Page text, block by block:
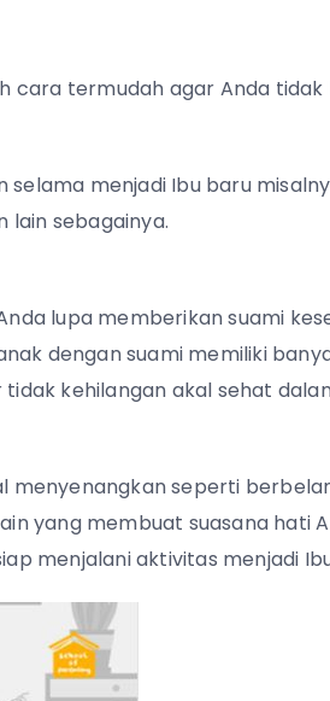
cara termudah agar Anda
selama menjadi Ibu baru
lain sebagainya.
lupa memberikan suami
dengan suami memiliki
kehilangan akal sehat
menyenangkan seperti
yang membuat suasana hati
menjalani aktivitas menjadi